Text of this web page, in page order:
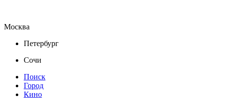
Москва
Петербург
Сочи
Поиск
Город
Кино